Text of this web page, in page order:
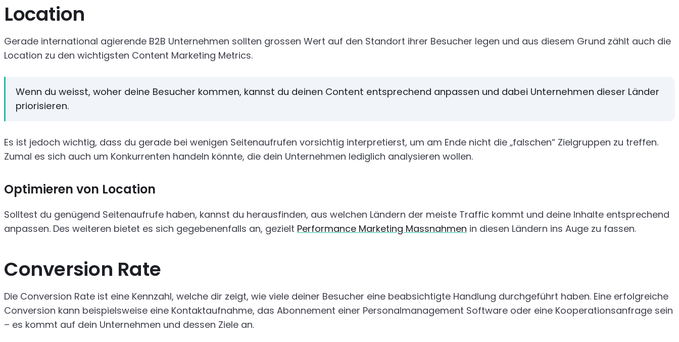
Location
Gerade international agierende B2B Unternehmen sollten grossen Wert auf den Standort ihrer Besucher legen und aus diesem Grund zählt auch die
Location zu den wichtigsten Content Marketing Metrics.
Wenn du weisst, woher deine Besucher kommen, kannst du deinen Content entsprechend anpassen und dabei Unternehmen dieser Länder
priorisieren.
Es ist jedoch wichtig, dass du gerade bei wenigen Seitenaufrufen vorsichtig interpretierst, um am Ende nicht die „falschen“ Zielgruppen zu treffen.
Zumal es sich auch um Konkurrenten handeln könnte, die dein Unternehmen lediglich analysieren wollen.
Optimieren von Location
Solltest du genügend Seitenaufrufe haben, kannst du herausfinden, aus welchen Ländern der meiste Traffic kommt und deine Inhalte entsprechend
anpassen. Des weiteren bietet es sich gegebenenfalls an, gezielt Performance Marketing Massnahmen in diesen Ländern ins Auge zu fassen.
Conversion Rate
Die Conversion Rate ist eine Kennzahl, welche dir zeigt, wie viele deiner Besucher eine beabsichtigte Handlung durchgeführt haben. Eine erfolgreiche
Conversion kann beispielsweise eine Kontaktaufnahme, das Abonnement einer Personalmanagement Software oder eine Kooperationsanfrage sein
– es kommt auf dein Unternehmen und dessen Ziele an.